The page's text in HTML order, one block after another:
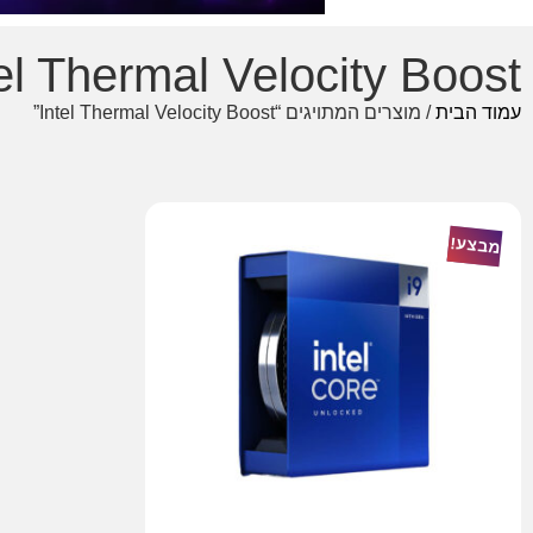
Thermal Velocity Boost
עמוד הבית/ מוצרים המתויגים “Intel Thermal Velocity Boost”
מבצע!